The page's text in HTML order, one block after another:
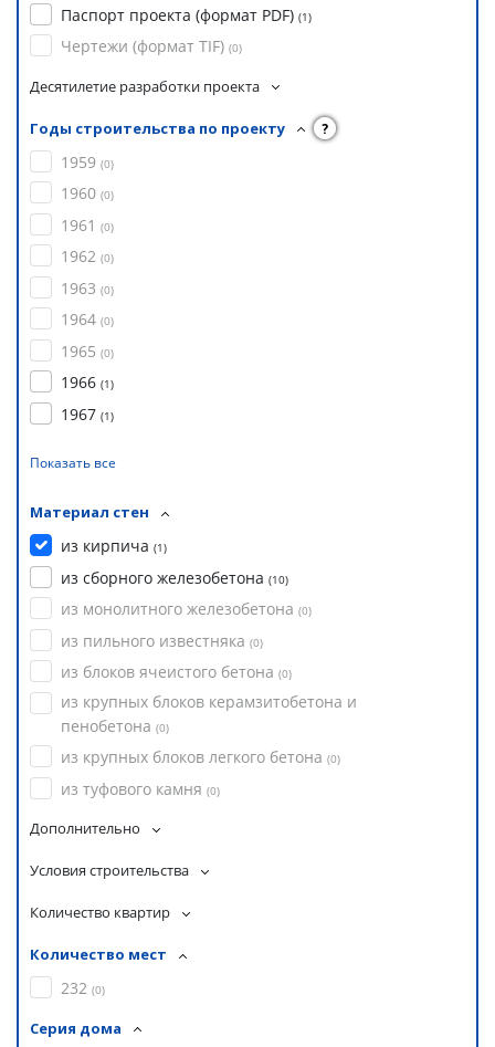
Паспорт проекта (формат PDF) (1)
Чертежи (формат TIF) (0)
Десятилетие разработки проекта
Годы строительства по проекту ?
1959 (0)
1960 (0)
1961 (0)
1962 (0)
1963 (0)
1964 (0)
1965 (0)
1966 (1)
1967 (1)
Показать все
Материал стен
из кирпича (1)
из сборного железобетона (10)
из монолитного железобетона (0)
из пильного известняка (0)
из блоков ячеистого бетона (0)
из крупных блоков керамзитобетона и
пенобетона (0)
из крупных блоков легкого бетона (0)
из туфового камня (0)
Дополнительно
Условия строительства
Количество квартир
Количество мест
232 (0)
Серия дома